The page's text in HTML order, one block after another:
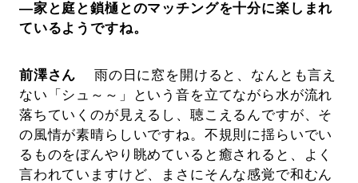
―家と庭と鎖樋とのマッチングを十分に楽しまれ
ているようですね。
前澤さん
雨の日に窓を開けると、なんとも言え
ない「シュ～～」という音を立てながら水が流れ
落ちていくのが見えるし、聴こえるんですが、そ
の風情が素晴らしいですね。不規則に揺らいでい
るものをぼんやり眺めていると癒されると、よく
言われていますけど、まさにそんな感覚で和むん